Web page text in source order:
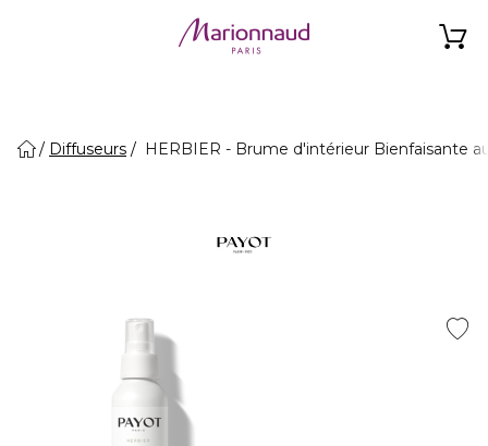
Diffuseurs HERBIER - Brume d'intérieur Bienfaisante